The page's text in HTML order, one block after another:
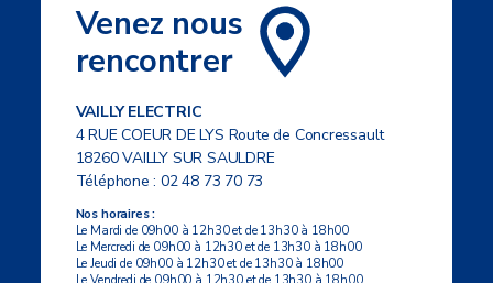
Venez nous
rencontrer
VAILLY ELECTRIC
4 RUE COEUR DE LYS Route de Concressault
18260 VAILLY SUR SAULDRE
Téléphone :02 48 73 70 73
Nos horaires :
Le Mardi de 09h00 à 12h30 et de 13h30 à 18h00
Le Mercredi de 09h00 à 12h30 et de 13h30 à 18h00
Le Jeudi de 09h00 à 12h30 et de 13h30 à 18h00